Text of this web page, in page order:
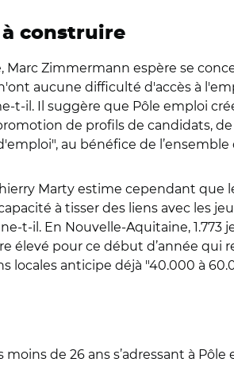
construire
Zimmermann espère se
aucune difficulté d'accès à
t-il. Il suggère que Pôle emploi
de profils de candidats,
au bénéfice de l’ensemble
Marty estime cependant que
à tisser des liens avec les
t-il. En Nouvelle-Aquitaine, 1.773
élevé pour ce début d’année qui
locales anticipe déjà "40.000 à
moins de 26 ans s’adressant à